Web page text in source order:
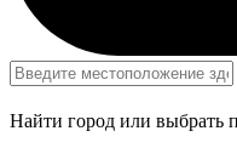
Найти город или выбрать